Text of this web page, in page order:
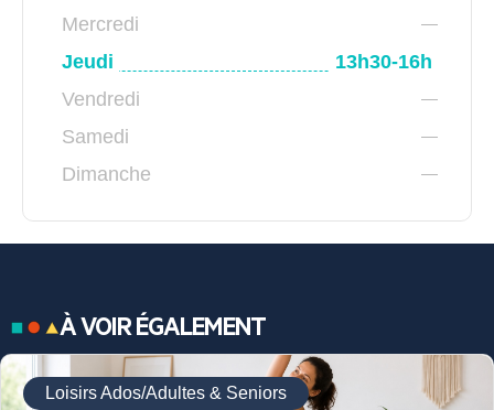
Mercredi
Jeudi
13h30-16h
Vendredi
Samedi
Dimanche
À VOIR ÉGALEMENT
Loisirs Ados/Adultes & Seniors